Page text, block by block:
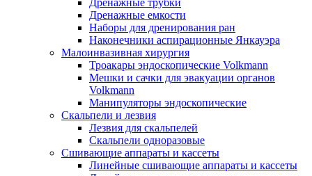
Дренажные трубки
Дренажные емкости
Наборы для дренирования ран
Наконечники аспирационные Янкауэра
Малоинвазивная хирургия
Троакары эндоскопические Volkmann
Мешки и сачки для эвакуации органов
Volkmann
Манипуляторы эндоскопические
Скальпели и лезвия
Лезвия для скальпелей
Скальпели одноразовые
Сшивающие аппараты и кассеты
Линейные сшивающие аппараты и кассеты